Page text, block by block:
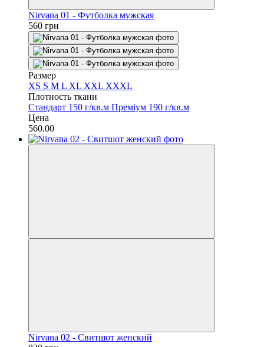
Nirvana 01 - Футболка мужская
560 грн
Размер
XS S M L XL XXL XXXL
Плотность ткани
Стандарт 150 г/кв.м Преміум 190 г/кв.м
Цена
560.00
Nirvana 02 - Свитшот женский